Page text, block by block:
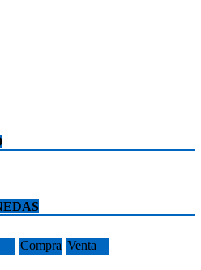
Compra Venta